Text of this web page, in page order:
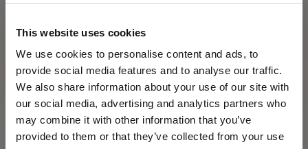
This website uses cookies
We use cookies to personalise content and ads, to
provide social media features and to analyse our traffic.
We also share information about your use of our site with
our social media, advertising and analytics partners who
may combine it with other information that you’ve
provided to them or that they’ve collected from your use